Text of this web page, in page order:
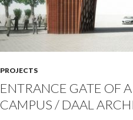
PROJECTS
ENTRANCE GATE OF
CAMPUS / DAAL